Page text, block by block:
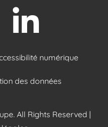
numérique
des données
All Rights Reserved |